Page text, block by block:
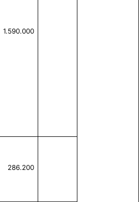
1.590.000
286.200